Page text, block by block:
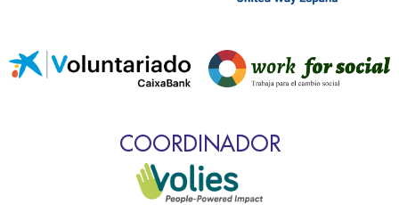
COORDINADOR